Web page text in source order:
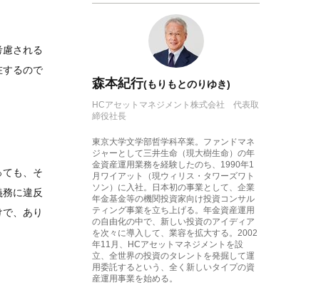
される
するので
も、そ
に違反
、あり
森本紀行(もりもとのりゆき)
HCアセットマネジメント株式会社 代表取
締役社長
東京大学文学部哲学科卒業。ファンドマネ
ジャーとして三井生命（現大樹生命）の年
金資産運用業務を経験したのち、1990年1
月ワイアット（現ウィリス・タワーズワト
ソン）に入社。日本初の事業として、企業
年金基金等の機関投資家向け投資コンサル
ティング事業を立ち上げる。年金資産運用
の自由化の中で、新しい投資のアイディア
を次々に導入して、業容を拡大する。2002
年11月、HCアセットマネジメントを設
立、全世界の投資のタレントを発掘して運
用委託するという、全く新しいタイプの資
産運用事業を始める。